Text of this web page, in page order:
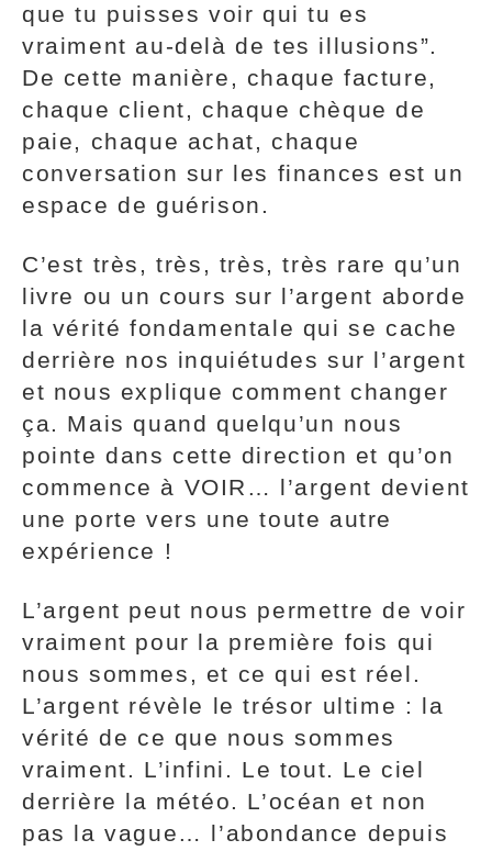
que tu puisses voir qui tu es
vraiment au-delà de tes illusions”.
De cette manière, chaque facture,
chaque client, chaque chèque de
paie, chaque achat, chaque
conversation sur les finances est un
espace de guérison.
C’est très, très, très, très rare qu’un
livre ou un cours sur l’argent aborde
la vérité fondamentale qui se cache
derrière nos inquiétudes sur l’argent
et nous explique comment changer
ça. Mais quand quelqu’un nous
pointe dans cette direction et qu’on
commence à VOIR… l’argent devient
une porte vers une toute autre
expérience !
L’argent peut nous permettre de voir
vraiment pour la première fois qui
nous sommes, et ce qui est réel.
L’argent révèle le trésor ultime : la
vérité de ce que nous sommes
vraiment. L’infini. Le tout. Le ciel
derrière la météo. L’océan et non
pas la vague… l’abondance depuis